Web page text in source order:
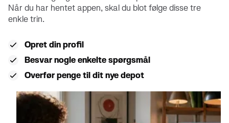
Når du har hentet appen, skal du blot følge disse tre
enkle trin.
Opret din profil
Besvar nogle enkelte spørgsmål
Overfør penge til dit nye depot